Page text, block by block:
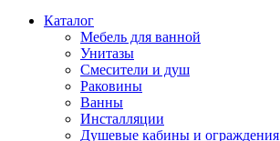
Каталог
Мебель для ванной
Унитазы
Смесители и душ
Раковины
Ванны
Инсталляции
Душевые кабины и ограждения